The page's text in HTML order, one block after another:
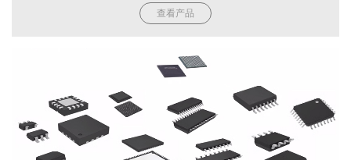
查看产品